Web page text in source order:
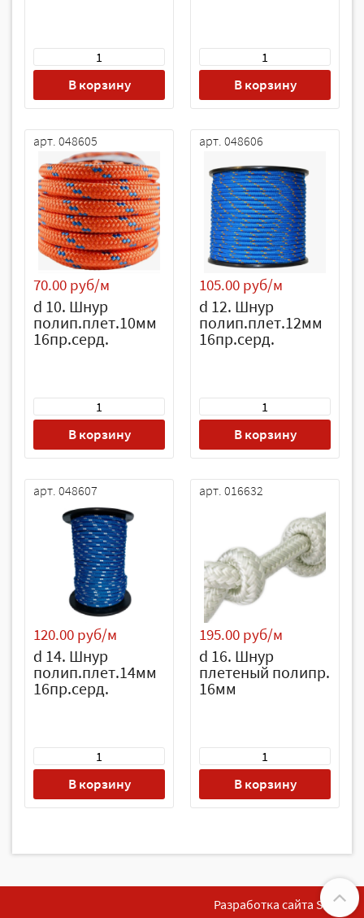
В корзину В корзину
арт. 048605
70.00 руб/м
d 10. Шнур
полип.плет.10мм
16пр.серд.
В корзину
арт. 048606
105.00 руб/м
d 12. Шнур
полип.плет.12мм
16пр.серд.
В корзину
арт. 048607
120.00 руб/м
d 14. Шнур
полип.плет.14мм
16пр.серд.
В корзину
арт. 016632
195.00 руб/м
d 16. Шнур
плетеный полипр.
16мм
В корзину
Разработка сайта SoftF1